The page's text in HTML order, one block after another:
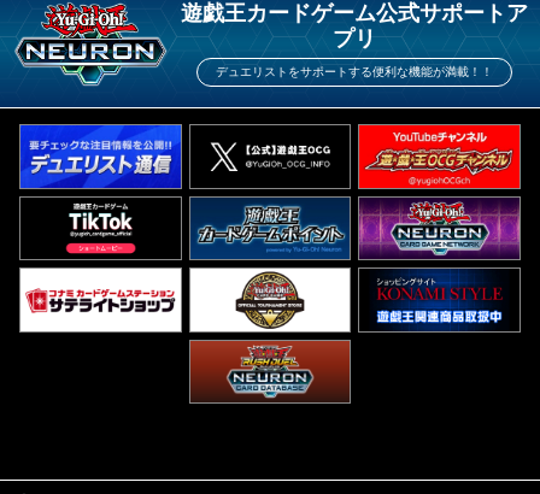
遊戯王カードゲーム公式サポートア
プリ
デュエリストをサポートする便利な機能が満載！！